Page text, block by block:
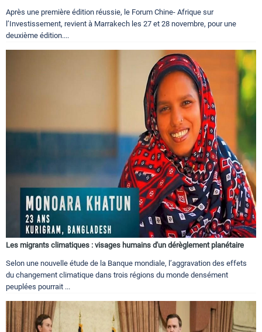
Après une première édition réussie, le Forum Chine- Afrique sur
l’Investissement, revient à Marrakech les 27 et 28 novembre, pour une
deuxième édition....
Les migrants climatiques : visages humains d'un dérèglement planétaire
Selon une nouvelle étude de la Banque mondiale, l’aggravation des effets
du changement climatique dans trois régions du monde densément
peuplées pourrait ...